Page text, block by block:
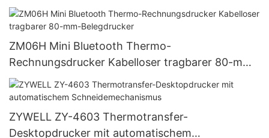
Schneidemechanismus
ZM06H Mini Bluetooth Thermo-
Rechnungsdrucker Kabelloser tragbarer 80-mm-
Belegdrucker
ZYWELL ZY-4603 Thermotransfer-
Desktopdrucker mit automatischem